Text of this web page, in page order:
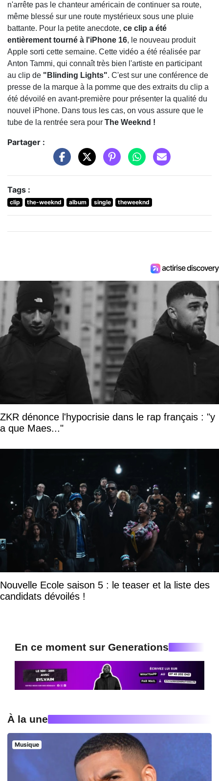
n'arrête pas le chanteur américain de continuer sa route,
même blessé sur une route mystérieux sous une pluie
battante. Pour la petite anecdote, ce clip a été
entièrement tourné à l'iPhone 16, le nouveau produit
Apple sorti cette semaine. Cette vidéo a été réalisée par
Anton Tammi, qui connaît très bien l'artiste en participant
au clip de "Blinding Lights". C'est sur une conférence de
presse de la marque à la pomme que des extraits du clip a
été dévoilé en avant-première pour présenter la qualité du
nouvel iPhone. Dans tous les cas, on vous assure que le
tube de la rentrée sera pour The Weeknd !
Partager :
Tags :
clip the-weeknd album single theweeknd
ZKR dénonce l'hypocrisie dans le rap français : "y
a que Maes..."
Nouvelle Ecole saison 5 : le teaser et la liste des
candidats dévoilés !
En ce moment sur Generations
À la une
Musique